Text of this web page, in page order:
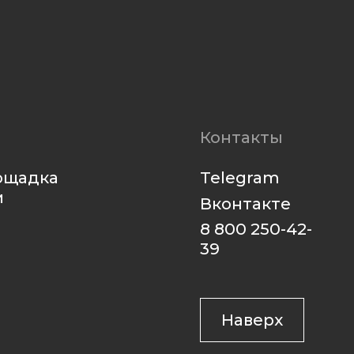
Разработка сайта